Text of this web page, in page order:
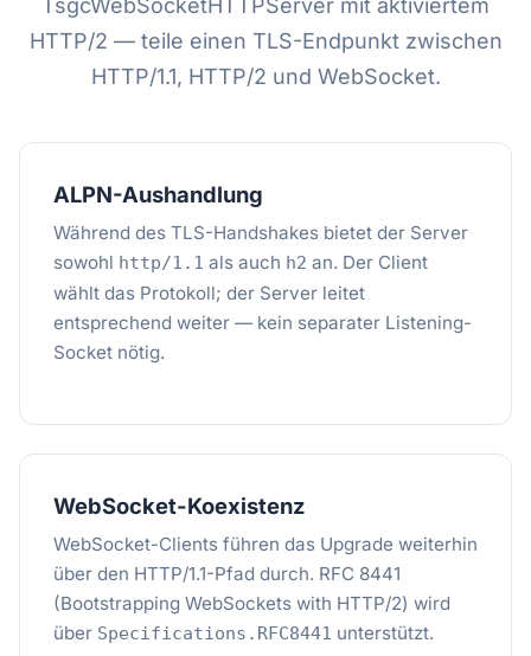
TsgcWebSocketHTTPServer mit aktiviertem
HTTP/2 — teile einen TLS-Endpunkt zwischen
HTTP/1.1, HTTP/2 und WebSocket.
ALPN-Aushandlung
Während des TLS-Handshakes bietet der Server
sowohl http/1.1 als auch h2 an. Der Client
wählt das Protokoll; der Server leitet
entsprechend weiter — kein separater Listening-
Socket nötig.
WebSocket-Koexistenz
WebSocket-Clients führen das Upgrade weiterhin
über den HTTP/1.1-Pfad durch. RFC 8441
(Bootstrapping WebSockets with HTTP/2) wird
über Specifications.RFC8441 unterstützt.